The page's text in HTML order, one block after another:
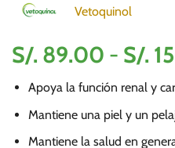
Vetoquinol
S/. 89.00 - S/.
Apoya la función renal y
Mantiene una piel y un
Mantiene la salud en